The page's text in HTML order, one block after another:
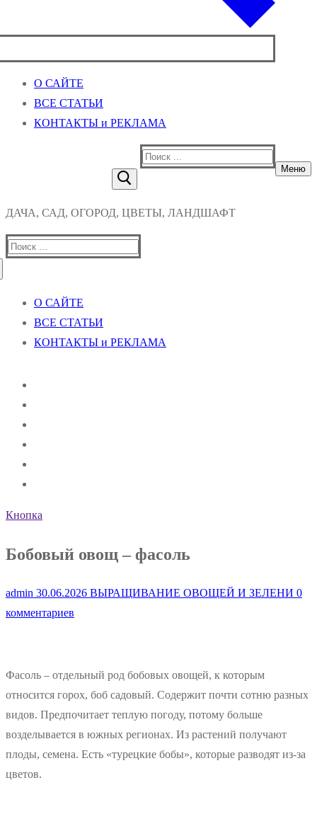
О САЙТЕ
ВСЕ СТАТЬИ
КОНТАКТЫ и РЕКЛАМА
Найти:
Меню
ДАЧА, САД, ОГОРОД, ЦВЕТЫ, ЛАНДШАФТ
Найти:
О САЙТЕ
ВСЕ СТАТЬИ
КОНТАКТЫ и РЕКЛАМА
Кнопка
Бобовый овощ – фасоль
admin 30.06.2026 ВЫРАЩИВАНИЕ ОВОЩЕЙ И ЗЕЛЕНИ 0
комментариев
Фасоль – отдельный род бобовых овощей, к которым
относится горох, боб садовый. Содержит почти сотню разных
видов. Предпочитает теплую погоду, потому больше
возделывается в южных регионах. Из растений получают
плоды, семена. Есть «турецкие бобы», которые разводят из-за
цветов.